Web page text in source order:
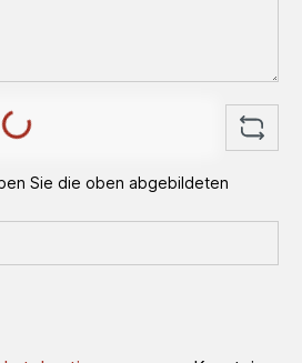
Loading...
Sie die oben abgebildeten